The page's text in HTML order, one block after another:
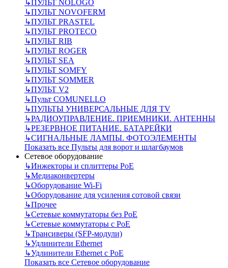
↳ПУЛЬТ NOLOGO
↳ПУЛЬТ NOVOFERM
↳ПУЛЬТ PRASTEL
↳ПУЛЬТ PROTECO
↳ПУЛЬТ RIB
↳ПУЛЬТ ROGER
↳ПУЛЬТ SEA
↳ПУЛЬТ SOMFY
↳ПУЛЬТ SOMMER
↳ПУЛЬТ V2
↳Пульт СOMUNELLO
↳ПУЛЬТЫ УНИВЕРСАЛЬНЫЕ ДЛЯ TV
↳РАДИОУПРАВЛЕНИЕ. ПРИЕМНИКИ. АНТЕННЫ
↳РЕЗЕРВНОЕ ПИТАНИЕ. БАТАРЕЙКИ
↳СИГНАЛЬНЫЕ ЛАМПЫ. ФОТОЭЛЕМЕНТЫ
Показать все Пульты для ворот и шлагбаумов
Сетевое оборудование
↳Инжекторы и сплиттеры РоЕ
↳Медиаконвертеры
↳Оборудование Wi-Fi
↳Оборудование для усиления сотовой связи
↳Прочее
↳Сетевые коммутаторы без РоЕ
↳Сетевые коммутаторы с РоЕ
↳Трансиверы (SFP-модули)
↳Удлинители Ethernet
↳Удлинители Ethernet с PoE
Показать все Сетевое оборудование